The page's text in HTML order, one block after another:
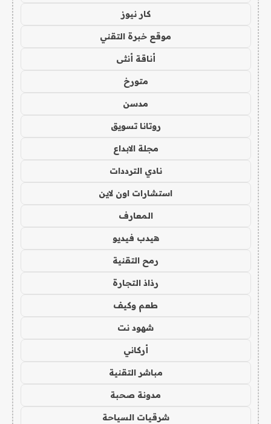
كار نيوز
موقع خبرة التقني
أناقة أنثى
متورخ
مدسن
روتانا تسويق
مجلة الابداع
نادي الترددات
استشارات اون لاين
المعارف
هيدب فيديو
رمح التقنية
رذاذ التجارة
طعم وكيف
شهود نت
أركاني
مباشر التقنية
مدونة صحبة
شرقيات السياحة